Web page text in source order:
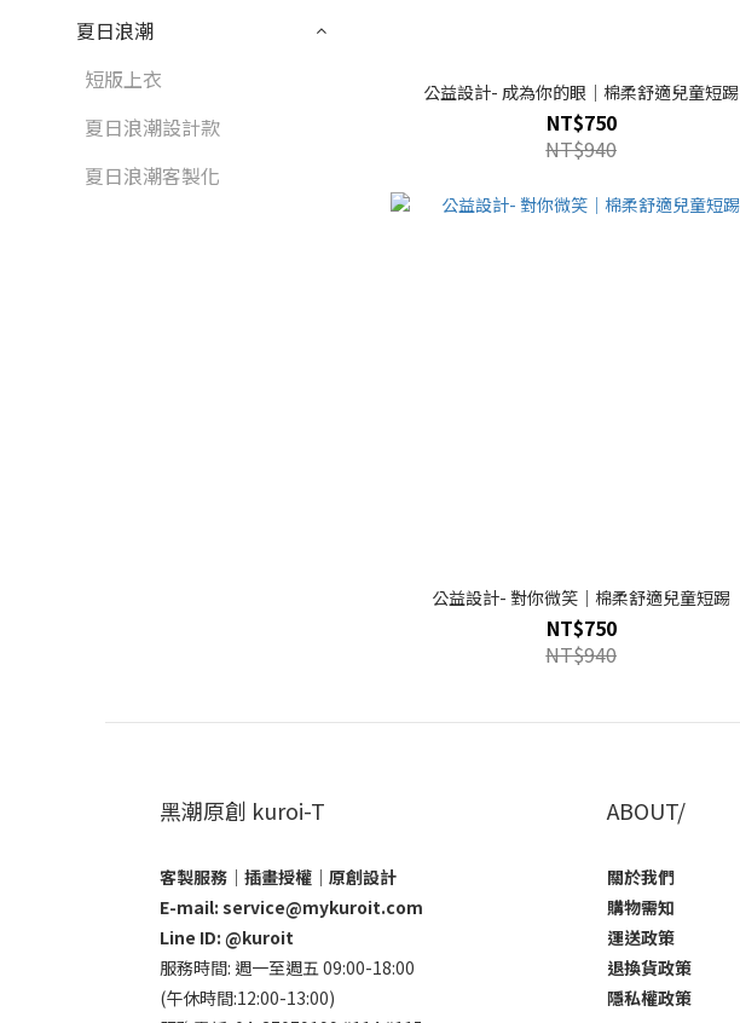
夏日浪潮
短版上衣
夏日浪潮設計款
夏日浪潮客製化
公益設計- 成為你的眼｜棉柔舒適兒童短踢
NT$750
NT$940
公益設計- 對你微笑｜棉柔舒適兒童短踢
NT$750
NT$940
黑潮原創 kuroi-T
客製服務｜插畫授權｜原創設計
E-mail: service@mykuroit.com
Line ID: @kuroit
服務時間: 週一至週五 09:00-18:00
(午休時間:12:00-13:00)
ABOUT/
關於我們
購物需知
運送政策
退換貨政策
隱私權政策